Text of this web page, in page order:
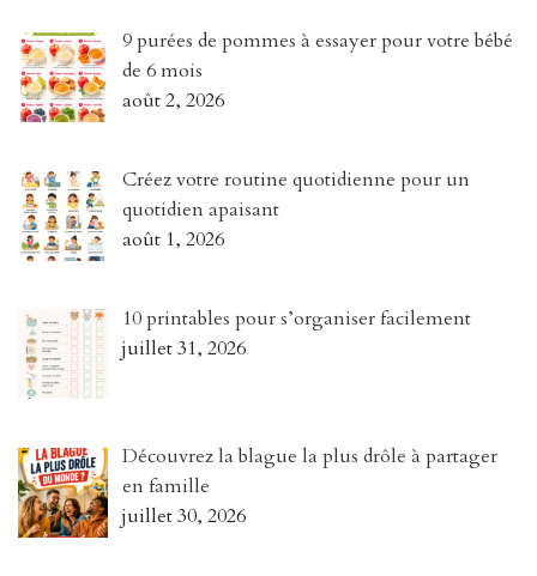
9 purées de pommes à essayer pour votre bébé
de 6 mois
août 2, 2026
Créez votre routine quotidienne pour un
quotidien apaisant
août 1, 2026
10 printables pour s’organiser facilement
juillet 31, 2026
Découvrez la blague la plus drôle à partager
en famille
juillet 30, 2026